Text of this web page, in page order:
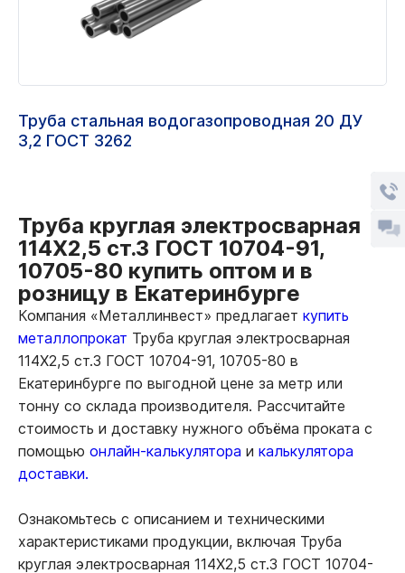
Труба стальная водогазопроводная 20 ДУ
3,2 ГОСТ 3262
Труба круглая электросварная
114Х2,5 ст.3 ГОСТ 10704-91,
10705-80 купить оптом и в
розницу в Екатеринбурге
Компания «Металлинвест» предлагает купить
металлопрокат Труба круглая электросварная
114Х2,5 ст.3 ГОСТ 10704-91, 10705-80 в
Екатеринбурге по выгодной цене за метр или
тонну со склада производителя. Рассчитайте
стоимость и доставку нужного объёма проката с
помощью онлайн-калькулятора и калькулятора
доставки.
Ознакомьтесь с описанием и техническими
характеристиками продукции, включая Труба
круглая электросварная 114Х2,5 ст.3 ГОСТ 10704-